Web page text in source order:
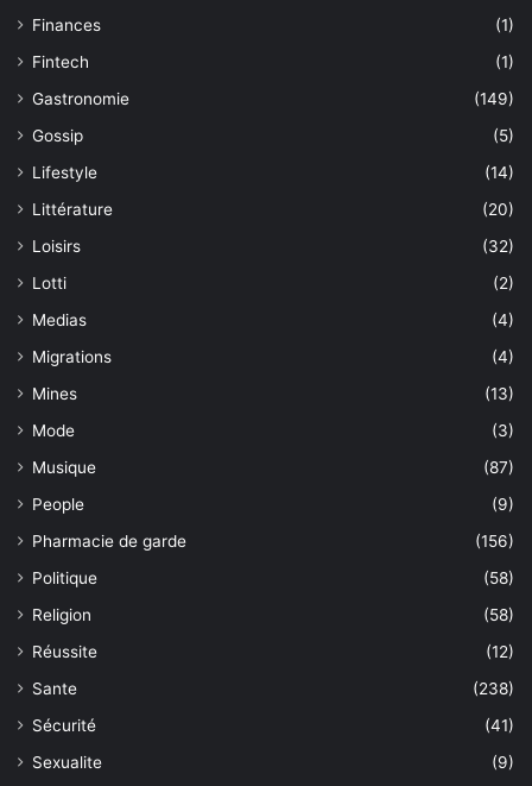
Finances
(1)
Fintech
(1)
Gastronomie
(149)
Gossip
(5)
Lifestyle
(14)
Littérature
(20)
Loisirs
(32)
Lotti
(2)
Medias
(4)
Migrations
(4)
Mines
(13)
Mode
(3)
Musique
(87)
People
(9)
Pharmacie de garde
(156)
Politique
(58)
Religion
(58)
Réussite
(12)
Sante
(238)
Sécurité
(41)
Sexualite
(9)